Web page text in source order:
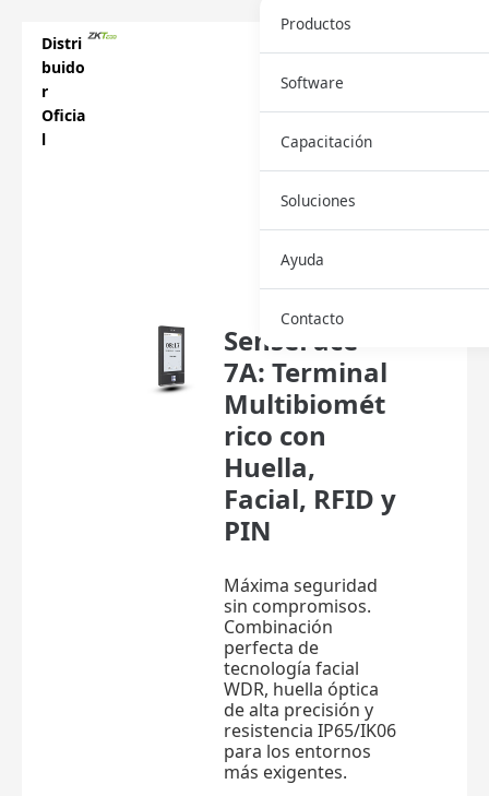
Distri
buido
r
Oficia
l
Descar
Ficha
SenseFace
7A: Terminal
Multibiomét
rico con
Huella,
Facial, RFID y
PIN
Máxima seguridad
sin compromisos.
Combinación
perfecta de
tecnología facial
WDR, huella óptica
de alta precisión y
resistencia IP65/IK06
para los entornos
más exigentes.
Productos
Software
Capacitación
Soluciones
Ayuda
Contacto